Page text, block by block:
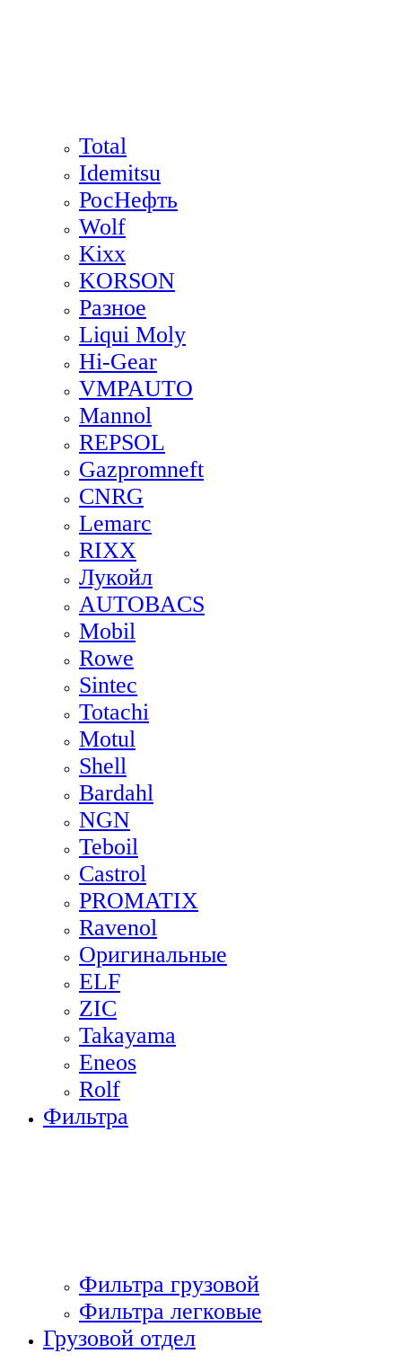
Total
Idemitsu
РосНефть
Wolf
Kixx
KORSON
Разное
Liqui Moly
Hi-Gear
VMPAUTO
Mannol
REPSOL
Gazpromneft
CNRG
Lemarc
RIXX
Лукойл
AUTOBACS
Mobil
Rowe
Sintec
Totachi
Motul
Shell
Bardahl
NGN
Teboil
Castrol
PROMATIX
Ravenol
Оригинальные
ELF
ZIC
Takayama
Eneos
Rolf
Фильтра
Фильтра грузовой
Фильтра легковые
Грузовой отдел